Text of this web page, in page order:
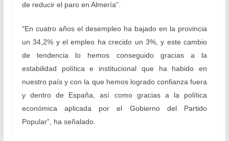
de reducir el paro en Almería”.
“En cuatro años el desempleo ha bajado en la provincia
un 34,2% y el empleo ha crecido un 3%, y este cambio
de tendencia lo hemos conseguido gracias a la
estabilidad política e institucional que ha habido en
nuestro país y con la que hemos logrado confianza fuera
y dentro de España, así como gracias a la política
económica aplicada por el Gobierno del Partido
Popular”, ha señalado.